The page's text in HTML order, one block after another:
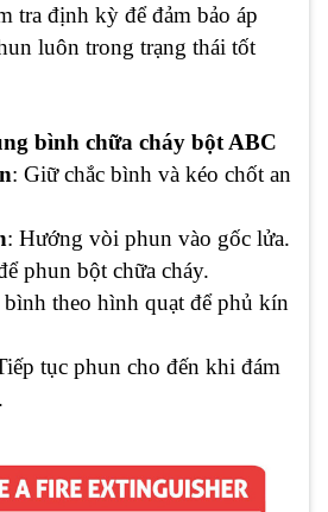
tra định kỳ để đảm bảo áp
luôn trong trạng thái tốt
bình chữa cháy bột ABC
: Giữ chắc bình và kéo chốt an
: Hướng vòi phun vào gốc lửa.
phun bột chữa cháy.
bình theo hình quạt để phủ kín
tục phun cho đến khi đám